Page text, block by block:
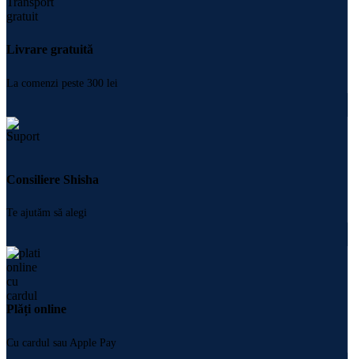
Livrare gratuită
La comenzi peste 300 lei
Consiliere Shisha
Te ajutăm să alegi
Plăți online
Cu cardul sau Apple Pay